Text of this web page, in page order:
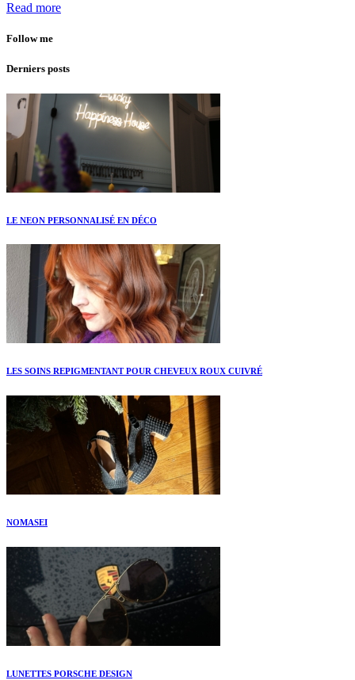
Read more
Follow me
Derniers posts
LE NEON PERSONNALISÉ EN DÉCO
LES SOINS REPIGMENTANT POUR CHEVEUX ROUX CUIVRÉ
NOMASEI
LUNETTES PORSCHE DESIGN